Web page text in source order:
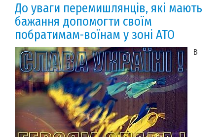
До уваги перемишлянців, які мають
бажання допомогти своїм
побратимам-воїнам у зоні АТО
В